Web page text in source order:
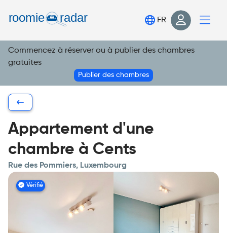
S'inscrire
FR
Commencez à réserver ou à publier des chambres
gratuites
Publier des chambres
Appartement d'une
chambre à Cents
Rue des Pommiers, Luxembourg
Vérifié